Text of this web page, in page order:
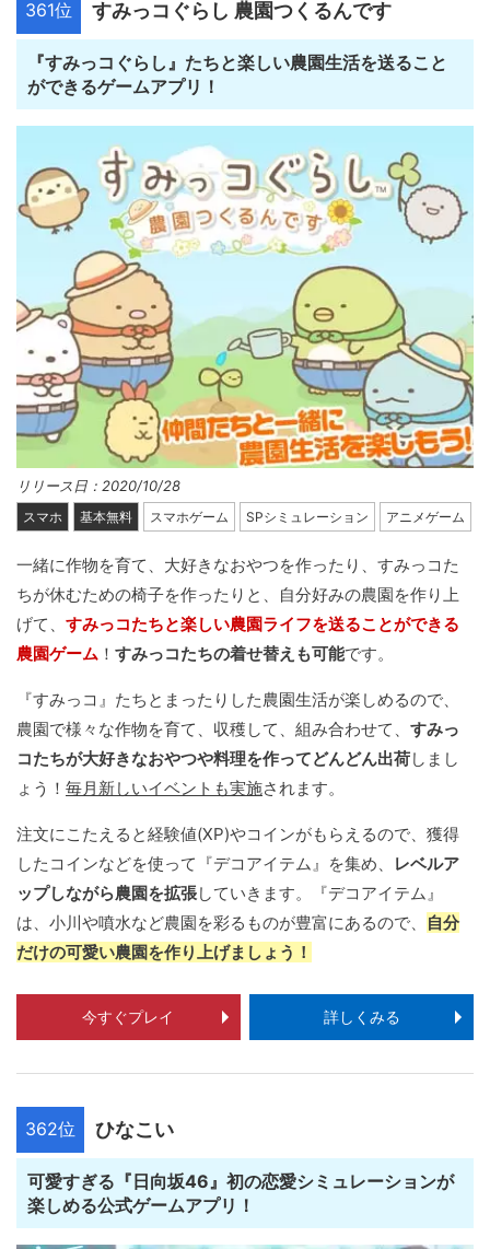
361位 すみっコぐらし 農園つくるんです
『すみっコぐらし』たちと楽しい農園生活を送ること
ができるゲームアプリ！
リリース日：2020/10/28
スマホ 基本無料 スマホゲーム SPシミュレーション アニメゲーム
一緒に作物を育て、大好きなおやつを作ったり、すみっコた
ちが休むための椅子を作ったりと、自分好みの農園を作り上
げて、 すみっコたちと楽しい農園ライフを送ることができる
農園ゲーム ！ すみっコたちの着せ替えも可能です。
『すみっコ』たちとまったりした農園生活が楽しめるので、
農園で様々な作物を育て、収穫して、組み合わせて、 すみっ
コたちが大好きなおやつや料理を作ってどんどん出荷しまし
ょう！ 毎月新しいイベントも実施されます。
注文にこたえると経験値(XP)やコインがもらえるので、獲得
したコインなどを使って『デコアイテム』を集め、
レベルア
ップしながら農園を拡張していきます。『デコアイテム』
は、小川や噴水など農園を彩るものが豊富にあるので、
自分
だけの可愛い農園を作り上げましょう！
今すぐプレイ 詳しくみる
362位 ひなこい
可愛すぎる『日向坂46』初の恋愛シミュレーションが
楽しめる公式ゲームアプリ！